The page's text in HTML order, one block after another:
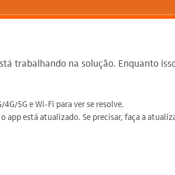
trabalhando na solução. Enquanto
5G e Wi-Fi para ver se resolve.
app está atualizado. Se precisar, faça a